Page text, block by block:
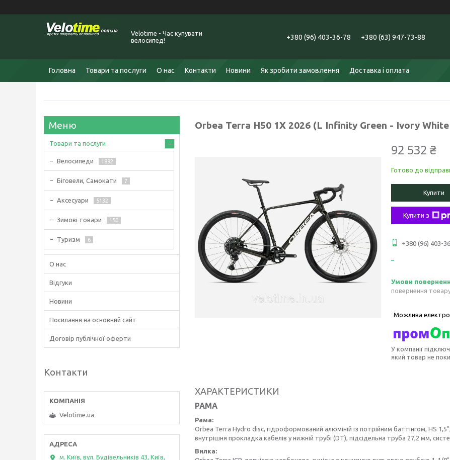
Velotime - Час купувати
велосипед!
+380 (96) 403-36-78 +380 (63) 947-73-88
Головна Товари та послуги О нас Контакти Новини Як зробити замовлення Доставка і оплата
Orbea Terra H50 1X 2026 (L Infinity Green - Ivory
92 532 ₴
Готово до
Купити
Купити з
+380 (96) 403-
повернення
У компанії
який товар не
ХАРАКТЕРИСТИКИ
РАМА
Рама:
Orbea Terra Hydro disc, гідроформований алюміній із потрійним баттінгом, HS
внутрішня прокладка кабелів у нижній трубі (DT), підсідельна труба 27,2 мм,
Вилка:
Товари та послуги
Велосипеди 1892
Біговели, Самокати 7
Аксесуари 5132
Зимові товари 150
Туризм 6
О нас
Відгуки
Новини
Посилання на основний сайт
Договір публічної оферти
Контакти
Velotime.ua
м. Київ, вул. Будівельників 43, Київ,